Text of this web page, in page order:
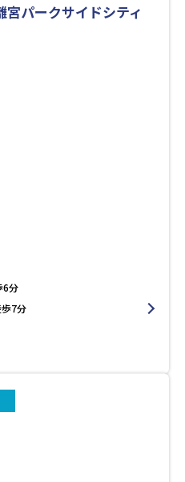
宮パークサイドシティ
6分
7分